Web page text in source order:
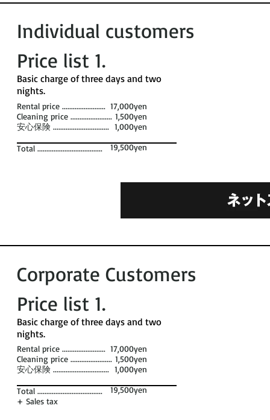
Individual customers
Price list 1​.
​Basic charge of three days and two
nights. ​
17,000yen
1,500yen
1,000yen
19,500yen
Rental price ........................
Cleaning price .......................
安心保険 ...............................
Total ....................................
Corporate Customers
Price list 1​.
​Basic charge of three days and two
nights. ​
17,000yen
1,500yen
1,000yen
19,500yen
Rental price ........................
Cleaning price .......................
安心保険 ...............................
Total ....................................
+ Sales tax